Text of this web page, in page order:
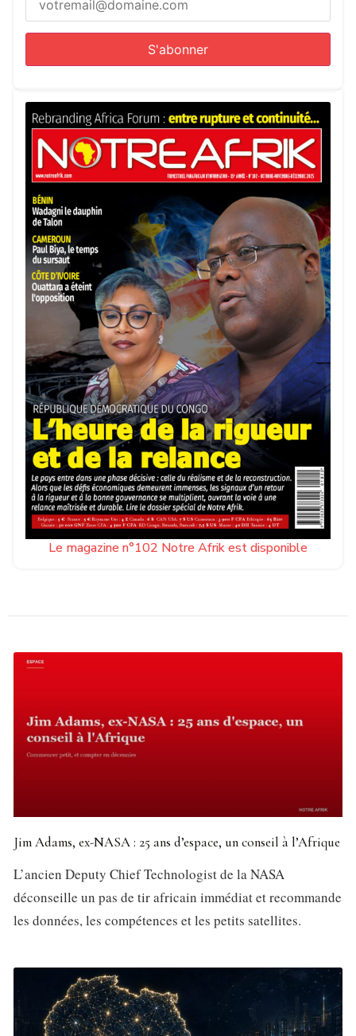
Le magazine n°102 Notre Afrik est disponible
Jim Adams, ex-NASA : 25 ans d’espace, un conseil à l’Afrique
L’ancien Deputy Chief Technologist de la NASA
déconseille un pas de tir africain immédiat et recommande
les données, les compétences et les petits satellites.